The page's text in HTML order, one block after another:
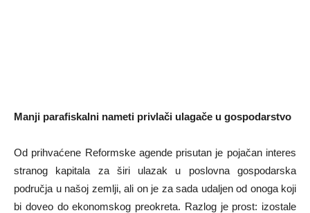
Manji parafiskalni nameti privlači ulagače u gospodarstvo
Od prihvaćene Reformske agende prisutan je pojačan interes
stranog kapitala za širi ulazak u poslovna gospodarska
područja u našoj zemlji, ali on je za sada udaljen od onoga koji
bi doveo do ekonomskog preokreta. Razlog je prost: izostale